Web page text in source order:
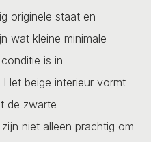
originele staat en
wat kleine minimale
is in
beige interieur vormt
de zwarte
niet alleen prachtig om